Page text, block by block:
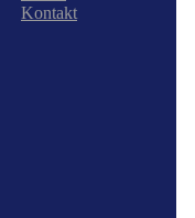
Kontakt